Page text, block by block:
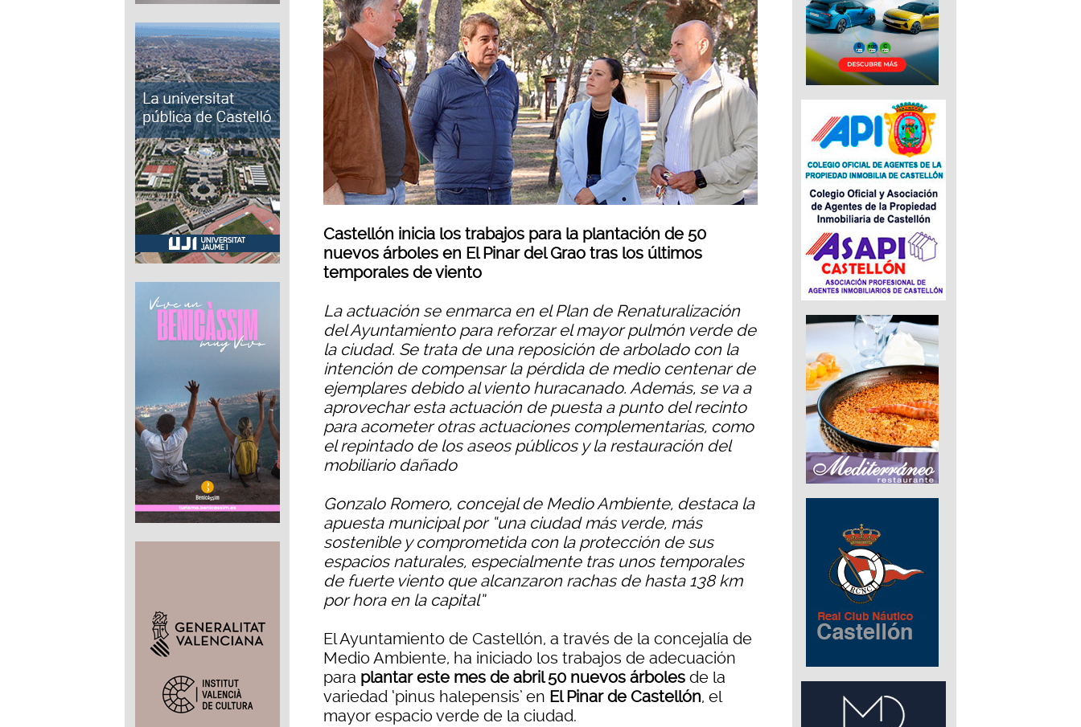
Castellón inicia los trabajos para la plantación de 50
nuevos árboles en El Pinar del Grao tras los últimos
temporales de viento
La actuación se enmarca en el Plan de Renaturalización
del Ayuntamiento para reforzar el mayor pulmón verde de
la ciudad. Se trata de una reposición de arbolado con la
intención de compensar la pérdida de medio centenar de
ejemplares debido al viento huracanado. Además, se va a
aprovechar esta actuación de puesta a punto del recinto
para acometer otras actuaciones complementarias, como
el repintado de los aseos públicos y la restauración del
mobiliario dañado
Gonzalo Romero, concejal de Medio Ambiente, destaca la
apuesta municipal por “una ciudad más verde, más
sostenible y comprometida con la protección de sus
espacios naturales, especialmente tras unos temporales
de fuerte viento que alcanzaron rachas de hasta 138 km
por hora en la capital”
El Ayuntamiento de Castellón, a través de la concejalía de
Medio Ambiente, ha iniciado los trabajos de adecuación
para plantar este mes de abril 50 nuevos árboles de la
variedad ‘pinus halepensis’ en El Pinar de Castellón, el
mayor espacio verde de la ciudad.